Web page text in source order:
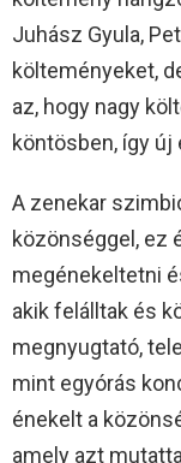
Juhász Gyula,
költeményeket,
az, hogy nagy
köntösben, így új
A zenekar
közönséggel, ez
megénekeltetni
akik felálltak és
megnyugtató,
mint egyórás
énekelt a
amely azt